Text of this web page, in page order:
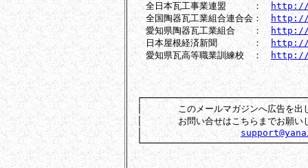
全日本瓦工事業連盟　　　：
http://
全国陶器瓦工業組合連合会：
http://
愛知県陶器瓦工業組合　　：
http://
日本屋根経済新聞　　　　： http://
愛知県瓦高等職業訓練校　：
http://
│　　　　このメールマガジンへ広告を出
│　　　　お問い合せはこちらまでお願い
│